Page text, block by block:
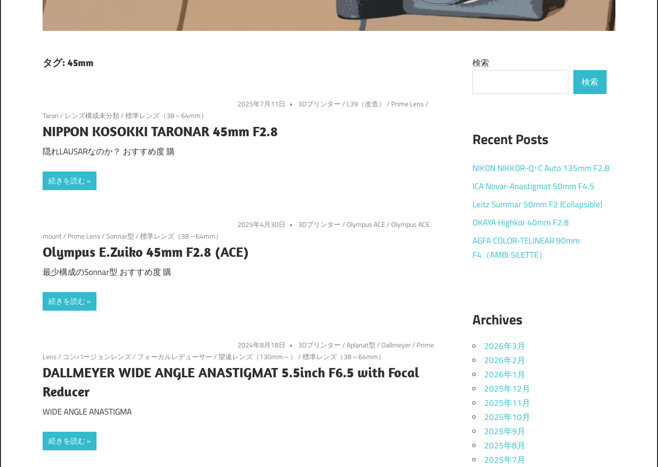
タグ: 45mm
2025年7月11日 3Dプリンター/ L39（改造） / Prime Lens/
Taron/ レンズ構成未分類/標準レンズ（38～64mm）
NIPPON KOSOKKI TARONAR 45mm F2.8
隠れLAUSARなのか？ おすすめ度 購
続きを読む
2025年4月30日 3Dプリンター/Olympus ACE/Olympus ACE
mount/ Prime Lens/Sonnar型/標準レンズ（38～64mm）
Olympus E.Zuiko 45mm F2.8 (ACE)
最少構成のSonnar型 おすすめ度 購
続きを読む
2024年8月18日 3Dプリンター/Aplanat型/ Dallmeyer/ Prime
Lens/ コンバージョンレンズ/ フォーカルレデューサー/望遠レンズ（130mm～） /標準レンズ（38～64mm）
DALLMEYER WIDE ANGLE ANASTIGMAT 5.5inch F6.5 with Focal
Reducer
WIDE ANGLE ANASTIGMA
続きを読む
検索
検索
Recent Posts
NIKON NIKKOR-Q･C Auto 135mm F2.8
ICA Novar-Anastigmat 50mm F4.5
Leitz Summar 50mm F2 (Collapsible)
OKAYA Highkor 40mm F2.8
AGFA COLOR-TELINEAR 90mm
F4（AMBI SILETTE）
Archives
2026年3月
2026年2月
2026年1月
2025年12月
2025年11月
2025年10月
2025年9月
2025年8月
2025年7月